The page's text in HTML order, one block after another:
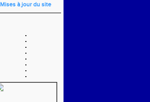
Mises à jour du site